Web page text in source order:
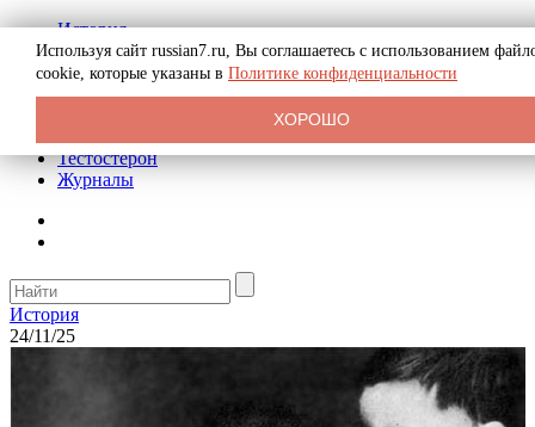
История
Биография
Криминал
Реклама на сайте
Тестостерон
Журналы
История
24/11/25
Используя сайт russian7.ru, Вы соглашаетесь с использованием
cookie, которые указаны в Политике конфиденциальности
ХОРОШО